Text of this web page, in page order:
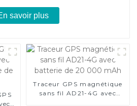
savoir plus
Traceur GPS magnétique
sans fil AD21-4G avec